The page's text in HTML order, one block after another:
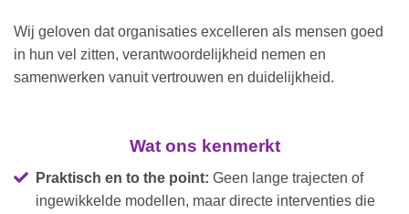
Wij geloven dat organisaties excelleren als mensen goed
in hun vel zitten, verantwoordelijkheid nemen en
samenwerken vanuit vertrouwen en duidelijkheid.
Wat ons kenmerkt
Praktisch en to the point: Geen lange trajecten of
ingewikkelde modellen, maar directe interventies die